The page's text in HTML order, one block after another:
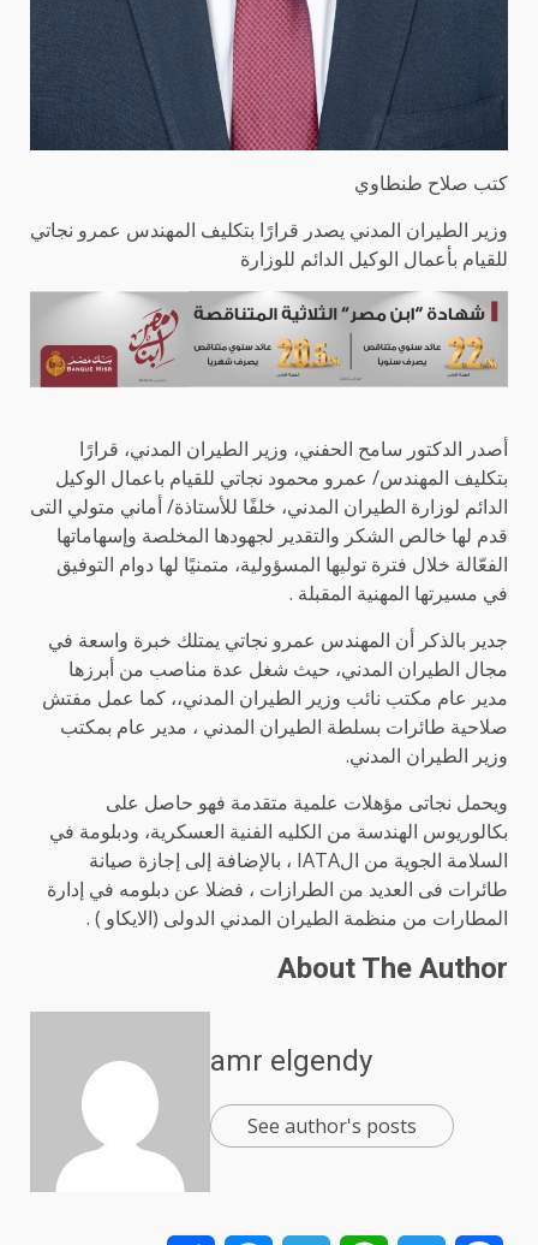
كتب صلاح طنطاوي
وزير الطيران المدني يصدر قرارًا بتكليف المهندس عمرو نجاتي
للقيام بأعمال الوكيل الدائم للوزارة
أصدر الدكتور سامح الحفني، وزير الطيران المدني، قرارًا
بتكليف المهندس/ عمرو محمود نجاتي للقيام باعمال الوكيل
الدائم لوزارة الطيران المدني، خلفًا للأستاذة/ أماني متولي التى
قدم لها خالص الشكر والتقدير لجهودها المخلصة وإسهاماتها
الفعّالة خلال فترة توليها المسؤولية، متمنيًا لها دوام التوفيق
في مسيرتها المهنية المقبلة .
جدير بالذكر أن المهندس عمرو نجاتي يمتلك خبرة واسعة في
مجال الطيران المدني، حيث شغل عدة مناصب من أبرزها
مدير عام مكتب نائب وزير الطيران المدني،، كما عمل مفتش
صلاحية طائرات بسلطة الطيران المدني ، مدير عام بمكتب
وزير الطيران المدني.
ويحمل نجاتى مؤهلات علمية متقدمة فهو حاصل على
بكالوريوس الهندسة من الكليه الفنية العسكرية، ودبلومة في
السلامة الجوية من الIATA ، بالإضافة إلى إجازة صيانة
طائرات فى العديد من الطرازات ، فضلا عن دبلومه في إدارة
المطارات من منظمة الطيران المدني الدولى (الايكاو ) .
About The Author
amr elgendy
See author's posts